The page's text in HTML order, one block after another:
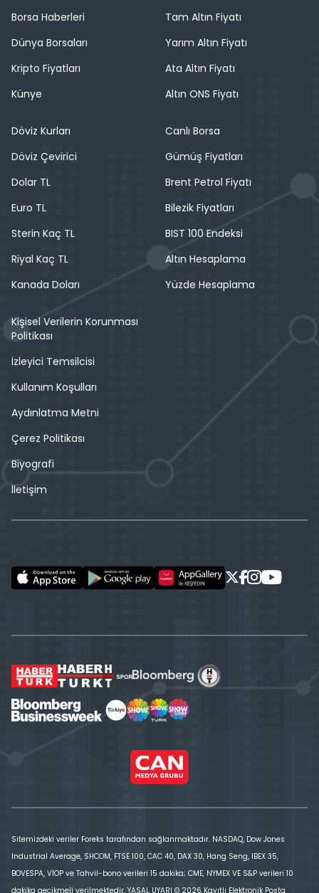
Borsa Haberleri
Dünya Borsaları
Kripto Fiyatları
Künye
Tam Altın Fiyatı
Yarım Altın Fiyatı
Ata Altın Fiyatı
Altın ONS Fiyatı
Döviz Kurları
Döviz Çevirici
Dolar TL
Euro TL
Sterin Kaç TL
Riyal Kaç TL
Kanada Doları
Canlı Borsa
Gümüş Fiyatları
Brent Petrol Fiyatı
Bilezik Fiyatları
BIST 100 Endeksi
Altın Hesaplama
Yüzde Hesaplama
Kişisel Verilerin Korunması
Politikası
İzleyici Temsilcisi
Kullanım Koşulları
Aydınlatma Metni
Çerez Politikası
Biyografi
İletişim
Sitemizdeki veriler Foreks tarafından sağlanmaktadır. NASDAQ, Dow Jones
Industrial Average, SHCOM, FTSE 100, CAC 40, DAX 30, Hang Seng, IBEX 35,
BOVESPA, VİOP ve Tahvil-bono verileri 15 dakika; CME, NYMEX VE S&P verileri 10
dakika gecikmeli verilmektedir. YASAL UYARI © 2026 Kayıtlı Elektronik Posta